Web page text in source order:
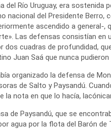
del Río Uruguay, era sostenida
nacional del Presidente Berro,
ascendido a general-,
Las defensas consistían en
cuadras de profundidad,
Juan Saá que nunca
organizado la defensa de
de Salto y Paysandú.
la nota en que lo hacía,
de Paysandú, que se
agua por la flota del Barón